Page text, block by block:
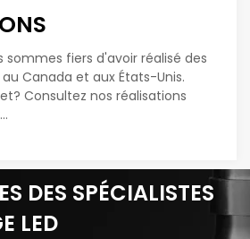
sommes fiers d'avoir réalisé des
Canada et aux États-Unis.
Consultez nos réalisations
DES SPÉCIALISTES
LED